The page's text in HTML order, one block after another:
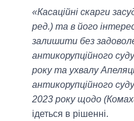
«Касаційні скарги
ред.) та в його
залишити без
антикорупційного
року та ухвалу
антикорупційного
2023 року щодо
ідеться в рішенні.